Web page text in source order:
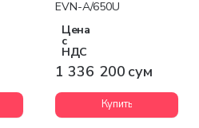
EVN-A/650U
Цена
с
НДС
1 336 200 сум
Купить